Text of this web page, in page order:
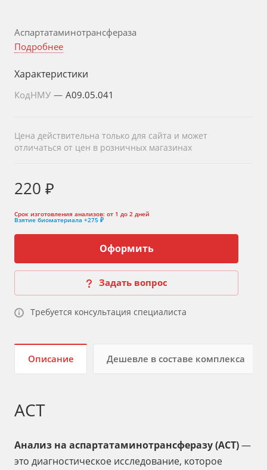
Аспартатаминотрансфераза
Подробнее
Характеристики
КодНМУ — A09.05.041
Цена действительна только для сайта и может
отличаться от цен в розничных магазинах
220 ₽
Срок изготовления анализов: от 1 до 2 дней
Взятие биоматериала +275 ₽
Оформить
Задать вопрос
Требуется консультация специалиста
Описание Дешевле в составе комплекса
АСТ
Анализ на аспартатаминотрансферазу (АСТ)—
это диагностическое исследование, которое